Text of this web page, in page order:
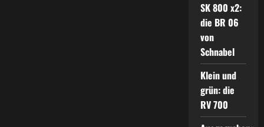
SK 800 x2:
die BR 06
von
Schnabel
Klein und
grün: die
RV 700